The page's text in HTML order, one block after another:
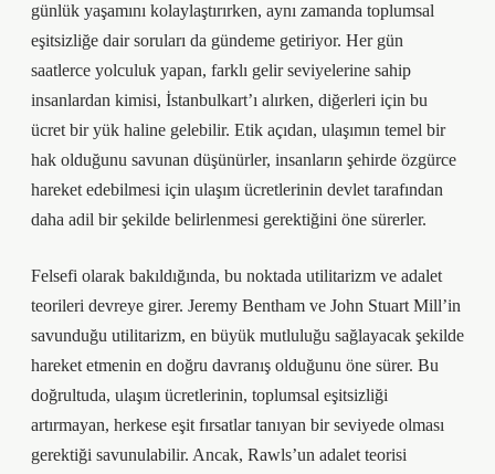
günlük yaşamını kolaylaştırırken, aynı zamanda toplumsal
eşitsizliğe dair soruları da gündeme getiriyor. Her gün
saatlerce yolculuk yapan, farklı gelir seviyelerine sahip
insanlardan kimisi, İstanbulkart’ı alırken, diğerleri için bu
ücret bir yük haline gelebilir. Etik açıdan, ulaşımın temel bir
hak olduğunu savunan düşünürler, insanların şehirde özgürce
hareket edebilmesi için ulaşım ücretlerinin devlet tarafından
daha adil bir şekilde belirlenmesi gerektiğini öne sürerler.
Felsefi olarak bakıldığında, bu noktada utilitarizm ve adalet
teorileri devreye girer. Jeremy Bentham ve John Stuart Mill’in
savunduğu utilitarizm, en büyük mutluluğu sağlayacak şekilde
hareket etmenin en doğru davranış olduğunu öne sürer. Bu
doğrultuda, ulaşım ücretlerinin, toplumsal eşitsizliği
artırmayan, herkese eşit fırsatlar tanıyan bir seviyede olması
gerektiği savunulabilir. Ancak, Rawls’un adalet teorisi